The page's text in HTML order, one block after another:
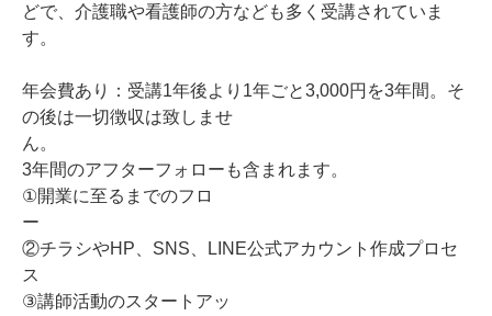
どで、介護職や看護師の方なども多く受講されていま
す。
年会費あり：受講1年後より1年ごと3,000円を3年間。そ
の後は一切徴収は致しませ
ん
3年間のアフターフォローも含まれます。
①開業に至るまでのフロ
②チラシやHP、SNS、LINE公式アカウント作成プロセ
ス
③講師活動のスタートアッ